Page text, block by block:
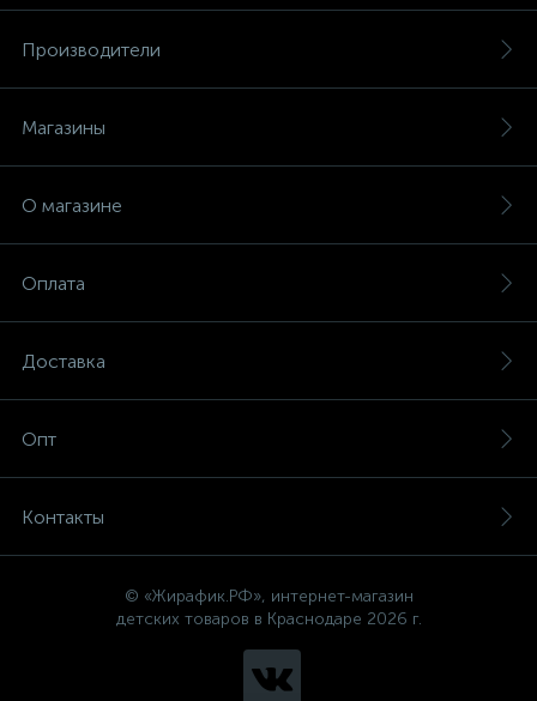
Производители
Магазины
О магазине
Оплата
Доставка
Опт
Контакты
© «Жирафик.РФ», интернет-магазин
детских товаров в Краснодаре 2026 г.